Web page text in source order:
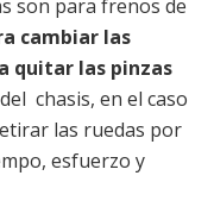
son para frenos de
cambiar las
quitar las pinzas
chasis, en el caso
las ruedas por
esfuerzo y